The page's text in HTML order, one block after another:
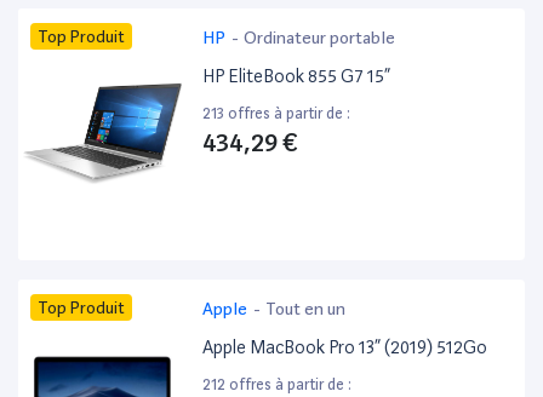
Top Produit HP - Ordinateur portable
HP EliteBook 855 G7 15”
213 offres à partir de :
434,29 €
Top Produit Apple - Tout en un
Apple MacBook Pro 13” (2019) 512Go
212 offres à partir de :